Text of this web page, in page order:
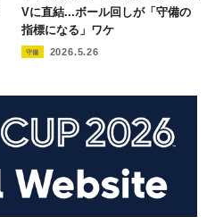
Vに直結...ボール回しが「守備の
指標になる」ワケ
守備 2026.5.26